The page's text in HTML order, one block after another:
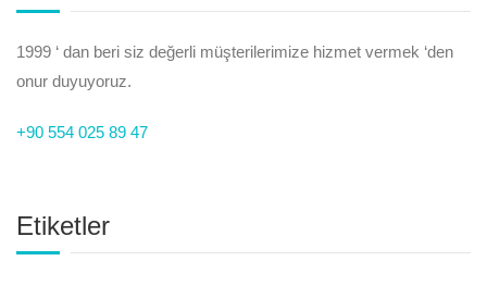
1999 ‘ dan beri siz değerli müşterilerimize hizmet vermek ‘den
onur duyuyoruz.
+90 554 025 89 47
Etiketler